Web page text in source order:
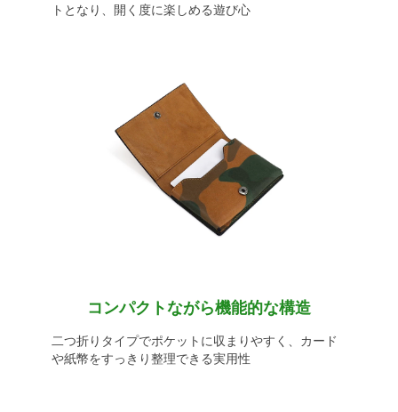
トとなり、開く度に楽しめる遊び心
コンパクトながら機能的な構造
二つ折りタイプでポケットに収まりやすく、カード
や紙幣をすっきり整理できる実用性